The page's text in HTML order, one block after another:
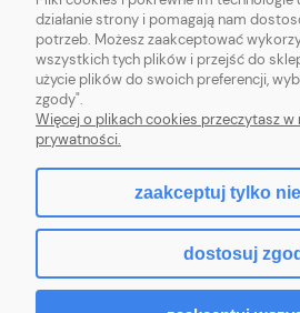
animotki Anna Oprzędek
ul. Floriańska 3
41-500 Chorzów
sklep@animotki.pl
tel. 607090859
Sklep internetowy
działanie strony i pomagają nam
potrzeb. Możesz zaakceptować
wszystkich tych plików i przejść do
użycie plików do swoich preferencji,
zgody".
Więcej o plikach cookies przeczytasz w
prywatności.
zaakceptuj tylko
dostosuj